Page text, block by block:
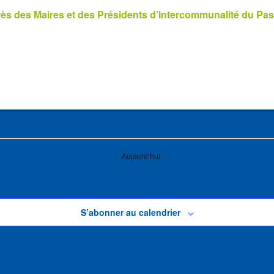
des Maires et des Présidents d’Intercommunalité du
Aujourd’hui
S’abonner au calendrier